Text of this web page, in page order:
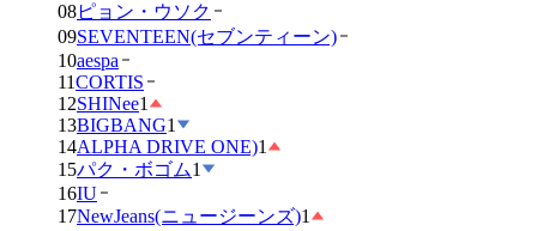
08ピョン・ウソク
09SEVENTEEN(セブンティーン)
10aespa
11CORTIS
12SHINee1
13BIGBANG1
14ALPHA DRIVE ONE)1
15パク・ボゴム1
16IU
17NewJeans(ニュージーンズ)1